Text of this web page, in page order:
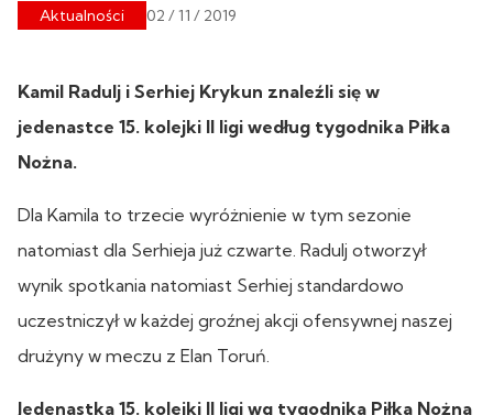
Aktualności 02 / 11 / 2019
Kamil Radulj i Serhiej Krykun znaleźli się w
jedenastce 15. kolejki II ligi według tygodnika Piłka
Nożna.
Dla Kamila to trzecie wyróżnienie w tym sezonie
natomiast dla Serhieja już czwarte. Radulj otworzył
wynik spotkania natomiast Serhiej standardowo
uczestniczył w każdej groźnej akcji ofensywnej naszej
drużyny w meczu z Elan Toruń.
Jedenastka 15. kolejki II ligi wg tygodnika Piłka Nożna